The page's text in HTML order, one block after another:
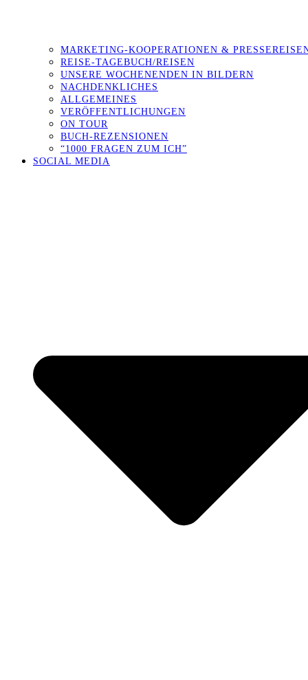
MARKETING-KOOPERATIONEN &
REISE-TAGEBUCH/REISEN
UNSERE WOCHENENDEN IN BILDERN
NACHDENKLICHES
ALLGEMEINES
VERÖFFENTLICHUNGEN
ON TOUR
BUCH-REZENSIONEN
“1000 FRAGEN ZUM ICH”
SOCIAL MEDIA